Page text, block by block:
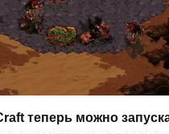
теперь можно